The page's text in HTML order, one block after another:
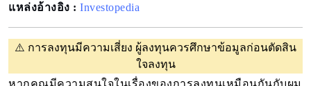
แหล่งอ้างอิง : Investopedia
⚠️ การลงทุนมีความเสี่ยง ผู้ลงทุนควรศึกษาข้อมูลก่อนตัดสิน
ใจลงทุน